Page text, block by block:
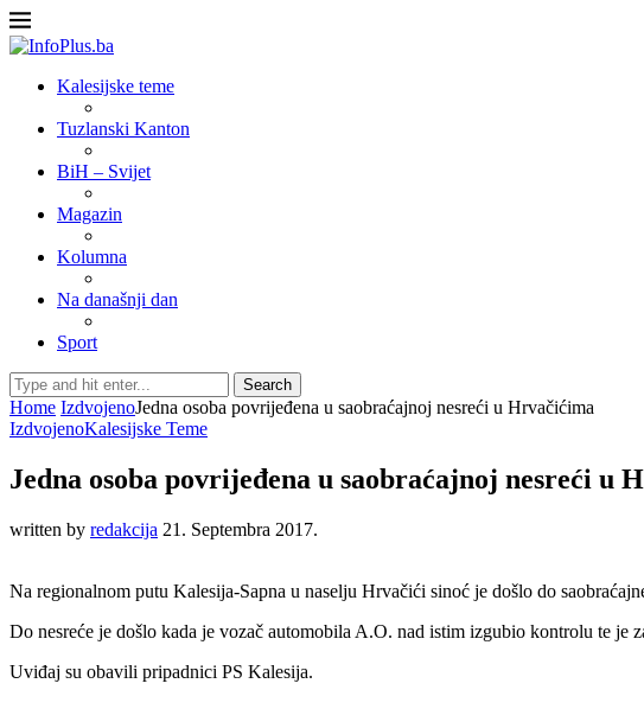
Kalesijske teme
Tuzlanski Kanton
BiH – Svijet
Magazin
Kolumna
Na današnji dan
Sport
Search
Home IzdvojenoJedna osoba povrijeđena u saobraćajnoj nesreći u Hrvačićima
IzdvojenoKalesijske Teme
Jedna osoba povrijeđena u saobraćajnoj nesreći u
written by redakcija 21. Septembra 2017.
Na regionalnom putu Kalesija-Sapna u naselju Hrvačići sinoć je došlo do
Do nesreće je došlo kada je vozač automobila A.O. nad istim izgubio kontrolu te
Uviđaj su obavili pripadnici PS Kalesija.